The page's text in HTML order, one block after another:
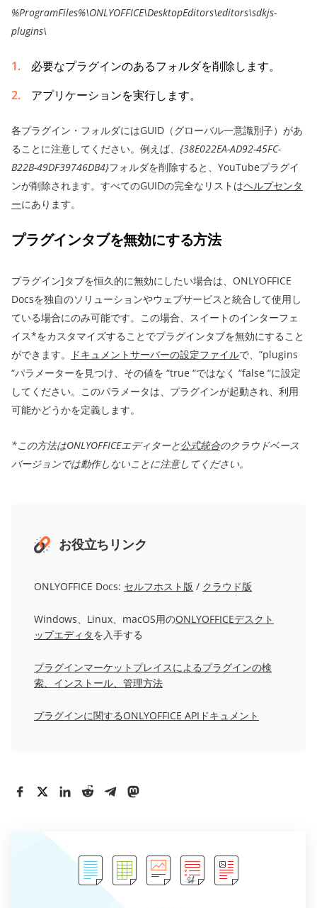
%ProgramFiles%\ONLYOFFICE\DesktopEditors\editors\sdkjs-
plugins\
必要なプラグインのあるフォルダを削除します。
アプリケーションを実行します。
各プラグイン・フォルダにはGUID（グローバル一意識別子）があ
ることに注意してください。例えば、 {38E022EA-AD92-45FC-
B22B-49DF39746DB4}フォルダを削除すると、YouTubeプラグイ
ンが削除されます。すべてのGUIDの完全なリストはヘルプセンタ
ーにあります。
プラグインタブを無効にする方法
プラグイン]タブを恒久的に無効にしたい場合は、ONLYOFFICE
Docsを独自のソリューションやウェブサービスと統合して使用し
ている場合にのみ可能です。この場合、スイートのインターフェ
イス*をカスタマイズすることでプラグインタブを無効にすること
ができます。
ドキュメントサーバーの設定ファイルで、”plugins
“パラメーターを見つけ、その値を “true “ではなく “false “に設定
してください。このパラメータは、プラグインが起動され、利用
可能かどうかを定義します。
*この方法はONLYOFFICEエディターと公式統合のクラウドベース
バージョンでは動作しないことに注意してください。
お役立ちリンク
ONLYOFFICE Docs: セルフホスト版 / クラウド版
Windows、Linux、macOS用のONLYOFFICEデスクト
ップエディタを入手する
プラグインマーケットプレイスによるプラグインの検
索、インストール、管理方法
プラグインに関するONLYOFFICE APIドキュメント